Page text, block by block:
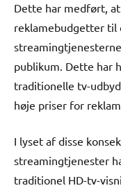
Dette har medført,
reklamebudgetter til
publikum. Dette har
traditionelle tv-
høje priser for
I lyset af disse
streamingtjenester
traditionel HD-tv-